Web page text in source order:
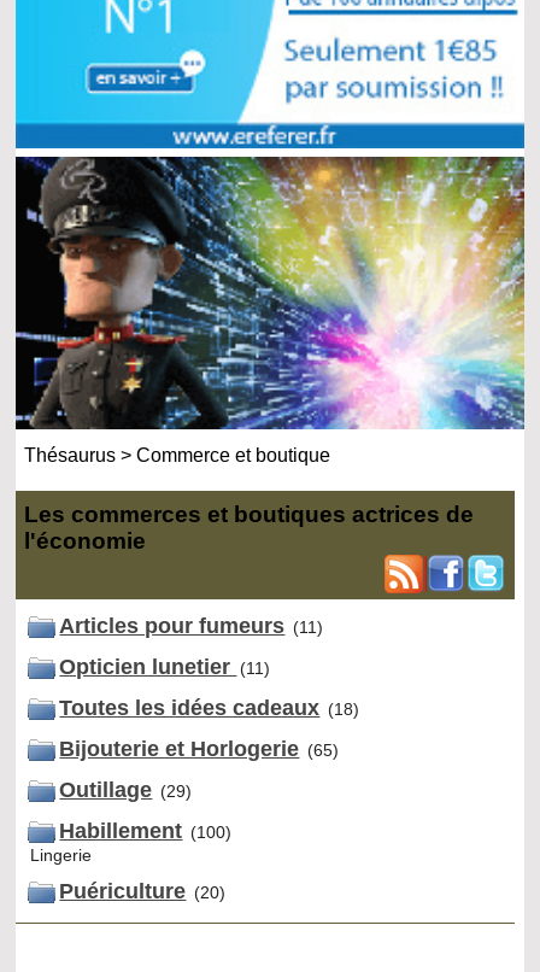
Thésaurus >Commerce et boutique
Les commerces et boutiques actrices de
l'économie
Articles pour fumeurs (11)
Opticien lunetier (11)
Toutes les idées cadeaux (18)
Bijouterie et Horlogerie (65)
Outillage (29)
Habillement (100)
Lingerie
Puériculture (20)